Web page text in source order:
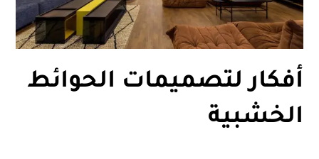
أفكار لتصميمات الحوائط
الخشبية